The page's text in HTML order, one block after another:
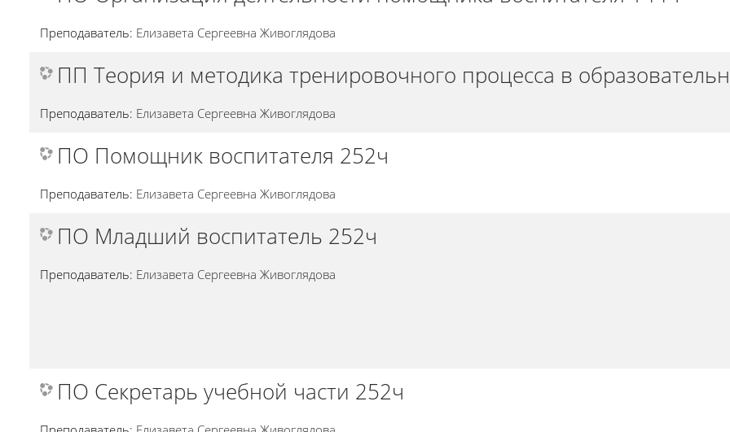
Преподаватель: Елизавета Сергеевна Живоглядова
ПП Теория и методика тренировочного процесса в
Преподаватель: Елизавета Сергеевна Живоглядова
ПО Помощник воспитателя 252ч
Преподаватель: Елизавета Сергеевна Живоглядова
ПО Младший воспитатель 252ч
Преподаватель: Елизавета Сергеевна Живоглядова
ПО Секретарь учебной части 252ч